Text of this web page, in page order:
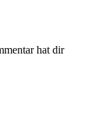
hat dir